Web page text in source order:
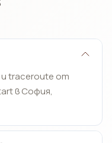
traceroute от
в София,